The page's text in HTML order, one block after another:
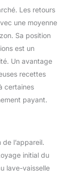
Les retours
une moyenne
Sa position
est un
Un avantage
recettes
certaines
payant.
l’appareil.
initial du
lave-vaisselle